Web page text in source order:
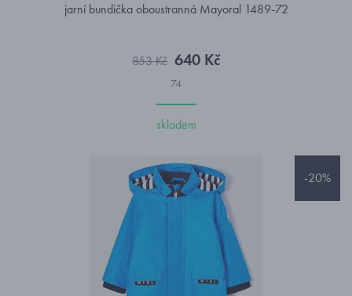
jarní bundička oboustranná Mayoral 1489-72
853 Kč 640 Kč
74
skladem
-20%